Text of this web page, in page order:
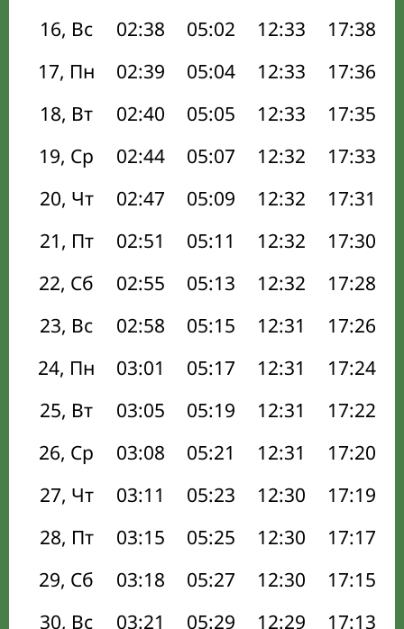
16, Вс
02:38 05:02 12:33 17:38
17, Пн
02:39 05:04 12:33 17:36
18, Вт
02:40 05:05 12:33 17:35
19, Ср
02:44 05:07 12:32 17:33
20, Чт
02:47 05:09 12:32 17:31
21, Пт
02:51 05:11 12:32 17:30
22, Сб
02:55 05:13 12:32 17:28
23, Вс
02:58 05:15 12:31 17:26
24, Пн
03:01 05:17 12:31 17:24
25, Вт
03:05 05:19 12:31 17:22
26, Ср
03:08 05:21 12:31 17:20
27, Чт
03:11 05:23 12:30 17:19
28, Пт
03:15 05:25 12:30 17:17
29, Сб
03:18 05:27 12:30 17:15
30, Вс
03:21 05:29 12:29 17:13